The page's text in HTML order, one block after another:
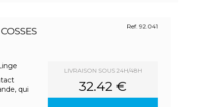
Ref. 92.041
qui
LIVRAISON SOUS 24H/48H
32.42 €